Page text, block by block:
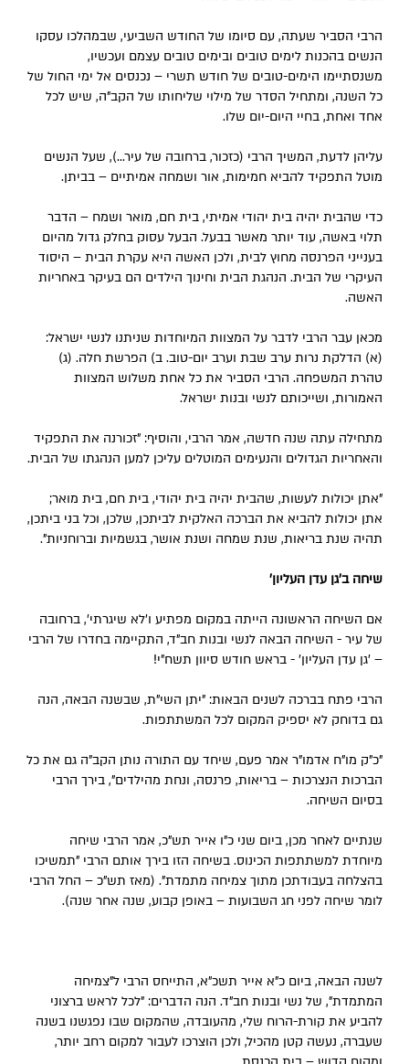
הרבי הסביר שעתה, עם סיומו של החודש השביעי, שבמהלכו עסקו
הנשים בהכנות לימים טובים ובימים טובים עצמם ועכשיו,
משנסתיימו הימים-טובים של חודש תשרי – נכנסים אל ימי החול של
כל השנה, ומתחיל הסדר של מילוי שליחותו של הקב"ה, שיש לכל
אחד ואחת, בחיי היום-יום שלו.
עליהן לדעת, המשיך הרבי (כזכור, ברחובה של עיר...), שעל הנשים
מוטל התפקיד להביא חמימות, אור ושמחה אמיתיים – בביתן.
כדי שהבית יהיה בית יהודי אמיתי, בית חם, מואר ושמח – הדבר
תלוי באשה, עוד יותר מאשר בבעל. הבעל עסוק בחלק גדול מהיום
בענייני הפרנסה מחוץ לבית, ולכן האשה היא עקרת הבית – היסוד
העיקרי של הבית. הנהגת הבית וחינוך הילדים הם בעיקר באחריות
האשה.
מכאן עבר הרבי לדבר על המצוות המיוחדות שניתנו לנשי ישראל:
(א) הדלקת נרות ערב שבת וערב יום-טוב. ב) הפרשת חלה. (ג)
טהרת המשפחה. הרבי הסביר את כל אחת משלוש המצוות
האמורות, ושייכותם לנשי ובנות ישראל.
מתחילה עתה שנה חדשה, אמר הרבי, והוסיף: "זכורנה את התפקיד
והאחריות הגדולים והנעימים המוטלים עליכן למען הנהגתו של הבית.
"אתן יכולות לעשות, שהבית יהיה בית יהודי, בית חם, בית מואר;
אתן יכולות להביא את הברכה האלקית לביתכן, שלכן, וכל בני ביתכן,
תהיה שנת בריאות, שנת שמחה ושנת אושר, בגשמיות וברוחניות".
שיחה ב'גן עדן העליון'
אם השיחה הראשונה הייתה במקום מפתיע ו'לא שיגרתי', ברחובה
של עיר - השיחה הבאה לנשי ובנות חב"ד, התקיימה בחדרו של הרבי
– 'גן עדן העליון' - בראש חודש סיוון תשח"י!
הרבי פתח בברכה לשנים הבאות: "יתן השי"ת, שבשנה הבאה, הנה
גם בדוחק לא יספיק המקום לכל המשתתפות.
"כ"ק מו"ח אדמו"ר אמר פעם, שיחד עם התורה נותן הקב"ה גם את כל
הברכות הנצרכות – בריאות, פרנסה, ונחת מהילדים", בירך הרבי
בסיום השיחה.
שנתיים לאחר מכן, ביום שני כ"ו אייר תש"כ, אמר הרבי שיחה
מיוחדת למשתתפות הכינוס. בשיחה הזו בירך אותם הרבי "תמשיכו
בהצלחה בעבודתכן מתוך צמיחה מתמדת". (מאז תש"כ – החל הרבי
לומר שיחה לפני חג השבועות – באופן קבוע, שנה אחר שנה).
לשנה הבאה, ביום כ"א אייר תשכ"א, התייחס הרבי ל"צמיחה
המתמדת", של נשי ובנות חב"ד. הנה הדברים: "לכל לראש ברצוני
להביע את קורת-הרוח שלי, מהעובדה, שהמקום שבו נפגשנו בשנה
שעברה, נעשה קטן מהכיל, ולכן הוצרכו לעבור למקום רחב יותר,